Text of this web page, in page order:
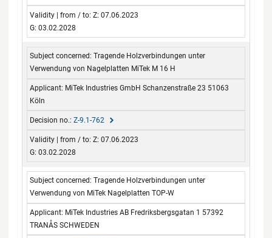
Z: 07.06.2023
G: 03.02.2028
Tragende Holzverbindungen unter
Verwendung von Nagelplatten MiTek M 16 H
MiTek Industries GmbH Schanzenstraße 23 51063
Köln
Z-9.1-762
Z: 07.06.2023
G: 03.02.2028
Tragende Holzverbindungen unter
Verwendung von MiTek Nagelplatten TOP-W
MiTek Industries AB Fredriksbergsgatan 1 57392
TRANÅS SCHWEDEN